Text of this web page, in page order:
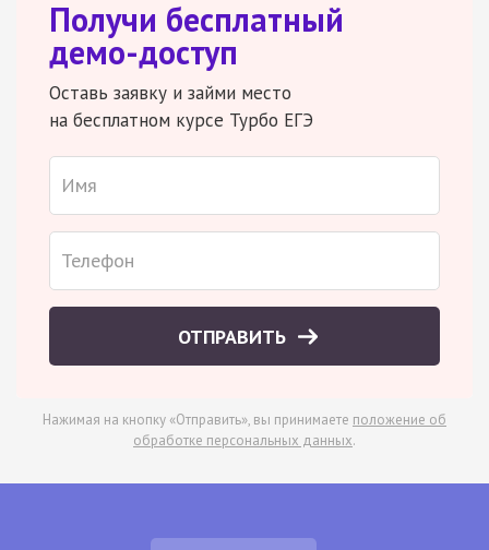
Получи бесплатный
демо-доступ
Оставь заявку и займи место
на бесплатном курсе Турбо ЕГЭ
ОТПРАВИТЬ
Нажимая на кнопку «Отправить», вы принимаете положение об
обработке персональных данных.